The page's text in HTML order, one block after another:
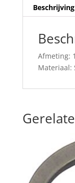
Beschrijving
Afmeting:
Materiaal: